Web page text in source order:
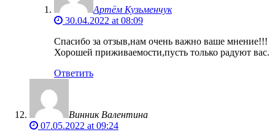
Артём Кузьменчук
30.04.2022 at 08:09
Спасибо за отзыв,нам очень важно ваше мнение!!!
Хорошей приживаемости,пусть только радуют вас.
Ответить
Винник Валентина
07.05.2022 at 09:24